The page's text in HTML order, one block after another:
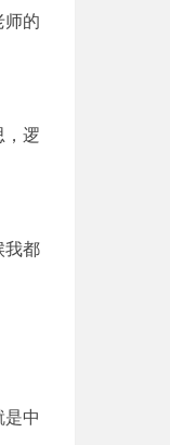
师的
，逻
我都
是中